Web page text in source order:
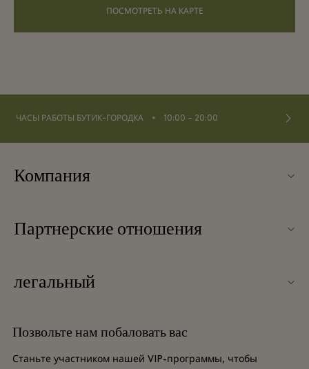
ПОСМОТРЕТЬ НА КАРТЕ
ЧАСЫ РАБОТЫ БУТИК-ГОРОДКА ⬩ 10:00 – 20:00
Компания
Часто задаваемые вопросы
Контакты
Вакансии
Партнерские отношения
Стать партнером
легальный
Условия и положения для привилегированного участника
Позвольте нам побаловать вас
Станьте участником нашей VIP-программы, чтобы